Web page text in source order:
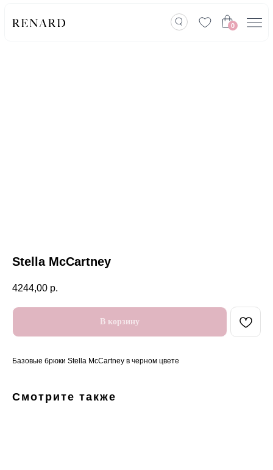
0
Stella McCartney
4244,00 р.
В корзину
Базовые брюки Stella McCartney в черном цвете
Смотрите также